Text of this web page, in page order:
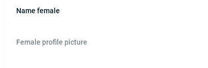
Name female
Female profile picture